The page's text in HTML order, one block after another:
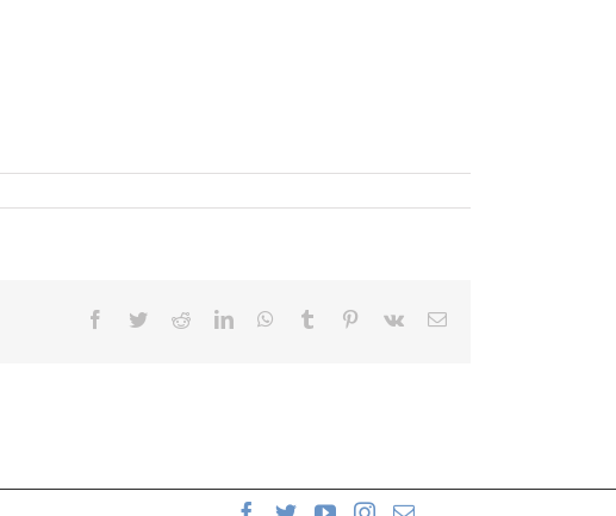
Facebook
TwitterRedditLinkedInWhatsApp
Tumblr Pinterest
Vk
Correo